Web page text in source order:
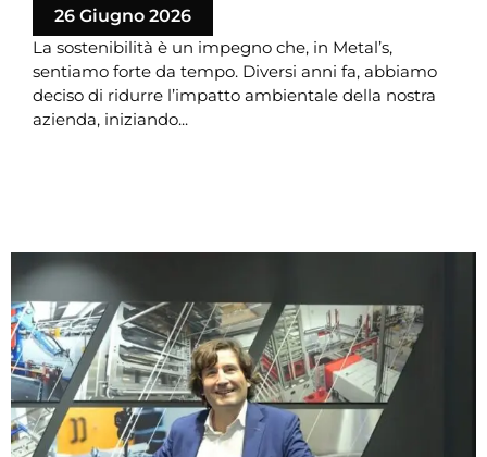
26 Giugno 2026
La sostenibilità è un impegno che, in Metal’s,
sentiamo forte da tempo. Diversi anni fa, abbiamo
deciso di ridurre l’impatto ambientale della nostra
azienda, iniziando...